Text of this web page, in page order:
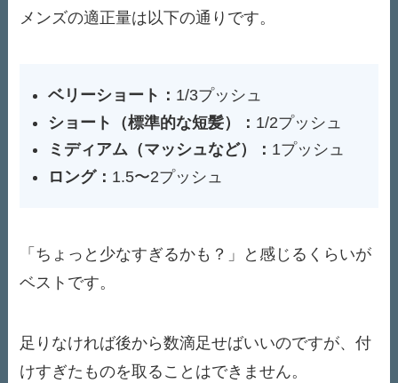
メンズの適正量は以下の通りです。
ベリーショート： 1/3プッシュ
ショート（標準的な短髪）： 1/2プッシュ
ミディアム（マッシュなど）： 1プッシュ
ロング： 1.5〜2プッシュ
「ちょっと少なすぎるかも？」と感じるくらいが
ベストです。
足りなければ後から数滴足せばいいのですが、付
けすぎたものを取ることはできません。